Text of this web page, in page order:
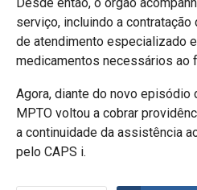
serviço, incluindo a
de atendimento especializado
medicamentos necessários ao
Agora, diante do novo episódio
MPTO voltou a cobrar
a continuidade da assistência
pelo CAPS i.